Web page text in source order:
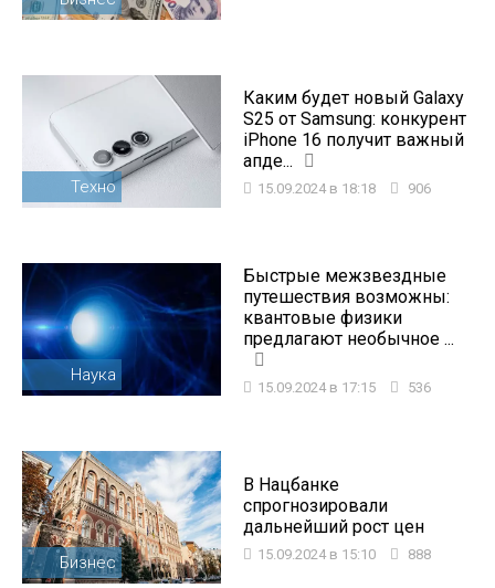
Техно
Каким будет новый Galaxy
S25 от Samsung: конкурент
iPhone 16 получит важный
апде...
15.09.2024 в 18:18 906
Наука
Быстрые межзвездные
путешествия возможны:
квантовые физики
предлагают необычное ...
15.09.2024 в 17:15 536
Бизнес
В Нацбанке
спрогнозировали
дальнейший рост цен
15.09.2024 в 15:10 888